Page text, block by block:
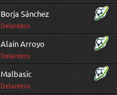
Borja Sánchez
Delantero
Alain Arroyo
Delantero
Malbasic
Delantero